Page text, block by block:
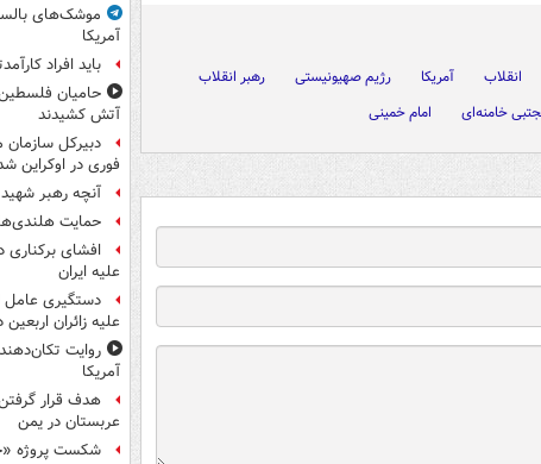
انقلاب آمریکا رژیم صهیونیستی
رهبر انقلاب
خامنه‌ای امام خمینی
موشک‌های
آمریکا
باید افراد
حامیان
آتش کشیدند
دبیرکل
فوری در اوکراین
آنچه رهبر
حمایت
افشای
علیه ایران
دستگیری عامل
علیه زائران
روایت
آمریکا
هدف قرار
عربستان در یمن
شکست پروژه